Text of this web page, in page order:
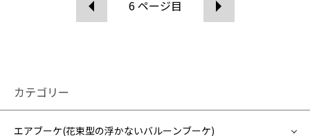
6ページ目
カテゴリー
エアブーケ(花束型の浮かないバルーンブーケ)